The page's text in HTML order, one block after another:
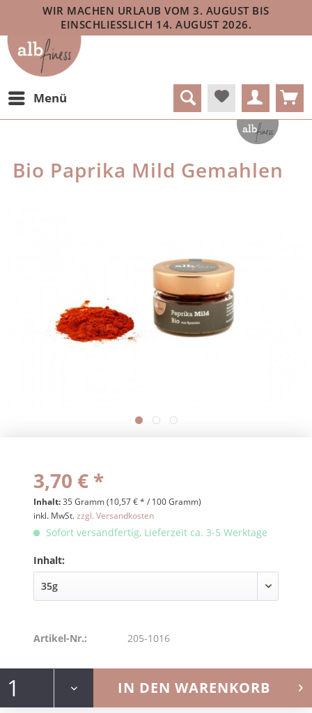
WIR MACHEN URLAUB VOM 3. AUGUST BIS
EINSCHLIESSLICH 14. AUGUST 2026.
Menü
Bio Paprika Mild Gemahlen
3,70 € *
Inhalt:35 Gramm (10,57 € * / 100 Gramm)
inkl. MwSt.zzgl. Versandkosten
Sofort versandfertig, Lieferzeit ca. 3-5 Werktage
Inhalt:
IN DEN WARENKORB
Artikel-Nr.: 205-1016